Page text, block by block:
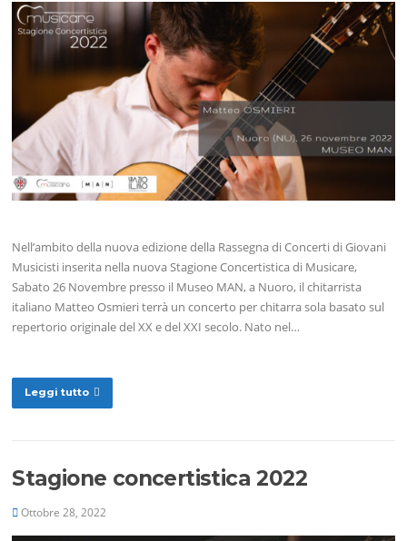
Nell’ambito della nuova edizione della Rassegna di Concerti di Giovani
Musicisti inserita nella nuova Stagione Concertistica di Musicare,
Sabato 26 Novembre presso il Museo MAN, a Nuoro, il chitarrista
italiano Matteo Osmieri terrà un concerto per chitarra sola basato sul
repertorio originale del XX e del XXI secolo. Nato nel…
Leggi tutto
Stagione concertistica 2022
Ottobre 28, 2022